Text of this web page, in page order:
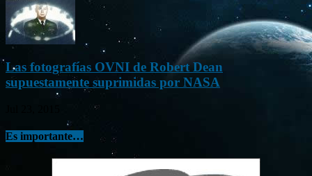
Las fotografías OVNI de Robert Dean
supuestamente suprimidas por NASA
Es importante…